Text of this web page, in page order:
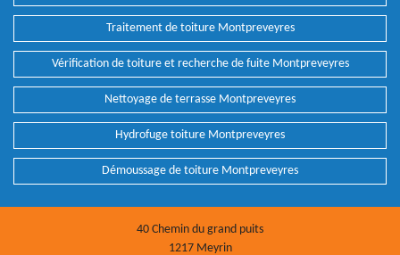
Traitement de toiture Montpreveyres
Vérification de toiture et recherche de fuite Montpreveyres
Nettoyage de terrasse Montpreveyres
Hydrofuge toiture Montpreveyres
Démoussage de toiture Montpreveyres
40 Chemin du grand puits
1217 Meyrin